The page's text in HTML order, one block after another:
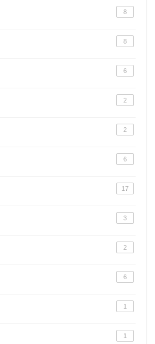
8
8
6
2
2
6
17
3
2
6
1
1